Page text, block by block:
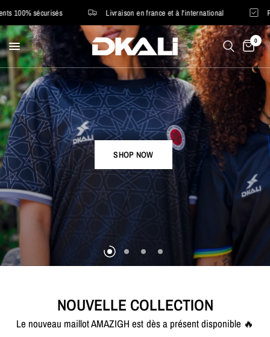
Livraison en france et à l'international Payez en 4X
0
SHOP NOW
SHOP NOW
SHOP NOW
SHOP NOW
NOUVELLE COLLECTION
Le nouveau maillot AMAZIGH est dès a présent disponible 🔥